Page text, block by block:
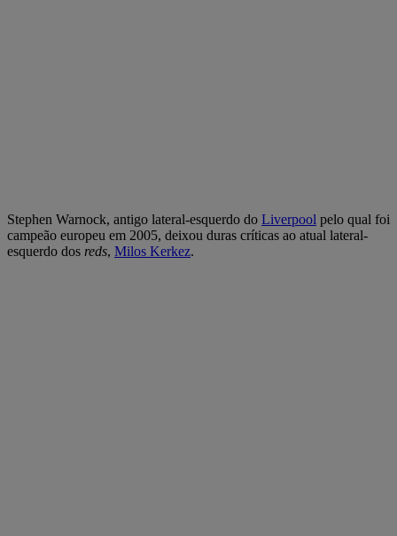
Stephen Warnock, antigo lateral-esquerdo do Liverpool pelo qual foi
campeão europeu em 2005, deixou duras críticas ao atual lateral-
esquerdo dos reds, Milos Kerkez.